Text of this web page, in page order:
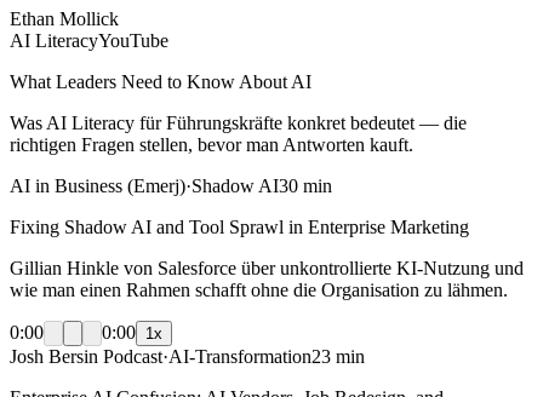
Ethan Mollick
AI LiteracyYouTube
What Leaders Need to Know About AI
Was AI Literacy für Führungskräfte konkret bedeutet — die
richtigen Fragen stellen, bevor man Antworten kauft.
AI in Business (Emerj)·Shadow AI30 min
Fixing Shadow AI and Tool Sprawl in Enterprise Marketing
Gillian Hinkle von Salesforce über unkontrollierte KI-Nutzung und
wie man einen Rahmen schafft ohne die Organisation zu lähmen.
0:00 0:00 1x
Josh Bersin Podcast·AI-Transformation23 min